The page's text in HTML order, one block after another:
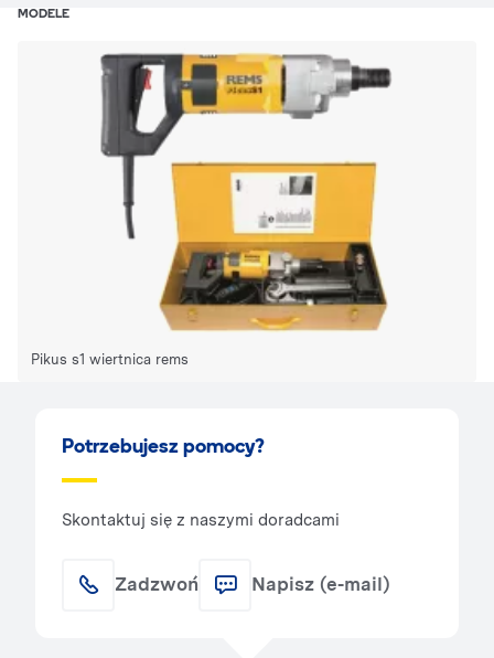
MODELE
Pikus s1 wiertnica rems
Potrzebujesz pomocy?
Skontaktuj się z naszymi doradcami
Zadzwoń Napisz (e-mail)